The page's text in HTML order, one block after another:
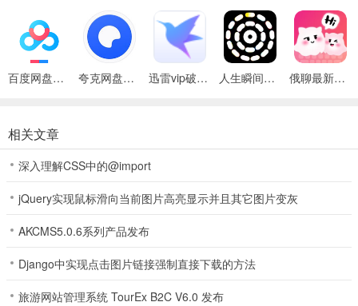
perl，python，lua，dart等）的语法突出显示。
轻松在多个选项卡之间导航。
撤消和重做更改没有限制。
搜索并替换为正则表达式。
显示或隐藏行号。
突出显示匹配的括号
自动缩进和缩进。
显示不可见的字符。
从最近打开或添加的文件集中打开文件
百度网盘绿色免安装Pc电脑版 夸克网盘官方正式版 迅雷vip破解版永久会员2024版 人生瞬间最新手机版 俄聊最新手机版
相关文章
深入理解CSS中的@import
jQuery实现鼠标滑向当前图片高亮显示并且其它图片变灰
AKCMS5.0.6系列产品发布
Django中实现点击图片链接强制直接下载的方法
旅游网站管理系统 TourEx B2C V6.0 发布